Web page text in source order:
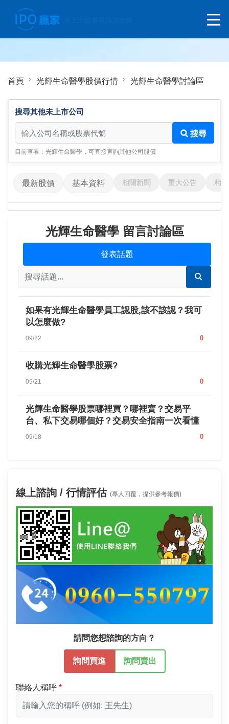
首頁 光輝生命醫學股價行情 光輝生命醫學討論區
搜尋其他未上市公司
搜尋其他未上市公司
搜尋
目前查看：光輝生命醫學，可直接查詢其他公司股價
最新股價 基本資料 相關新聞 重大公告 相
光輝生命醫學 留言討論區
發表話題
如果有光輝生命醫學員工認股,該不該認？我可
以怎麼做?
09/22 0
收購光輝生命醫學股票?
09/21 0
光輝生命醫學股票哪裡買？哪裡賣？交易平
台、私下交易哪個好？交易安全指南一次看懂
09/18 0
線上諮詢 / 行情評估 (專人回覆，提供參考報價)
請問您想諮詢的方向？
詢問買進 詢問賣出
聯絡人稱呼